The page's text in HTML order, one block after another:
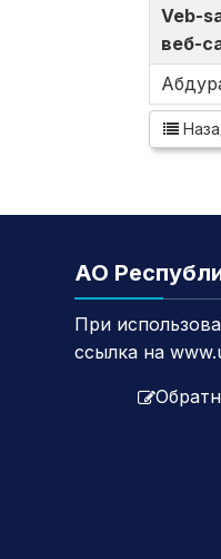
Veb-
веб-
АО
При
ссылка на